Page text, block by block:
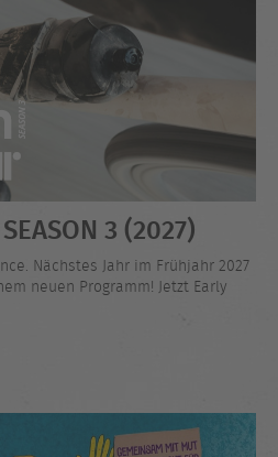
3 (2027)
Nächstes Jahr im Frühjahr 2027
neuen Programm! Jetzt Early